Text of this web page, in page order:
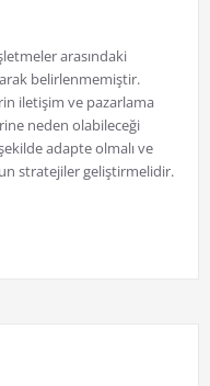
arasındaki
belirlenmemiştir.
iletişim ve pazarlama
neden olabileceği
adapte olmalı ve
stratejiler geliştirmelidir.